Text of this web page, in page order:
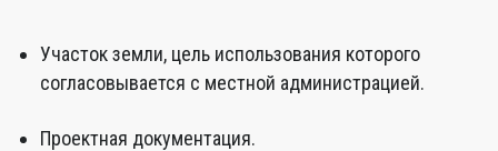
Участок земли, цель использования которого
согласовывается с местной администрацией.
Проектная документация.